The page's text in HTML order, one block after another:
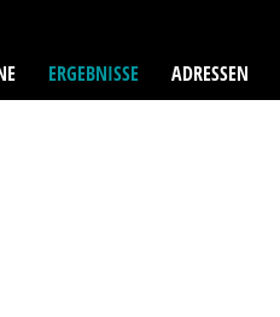
ERGEBNISSE ADRESSEN